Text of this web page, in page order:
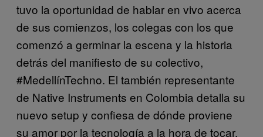
tuvo la oportunidad de hablar en vivo acerca
de sus comienzos, los colegas con los que
comenzó a germinar la escena y la historia
detrás del manifiesto de su colectivo,
#MedellínTechno. El también representante
de Native Instruments en Colombia detalla su
nuevo setup y confiesa de dónde proviene
su amor por la tecnología a la hora de tocar.